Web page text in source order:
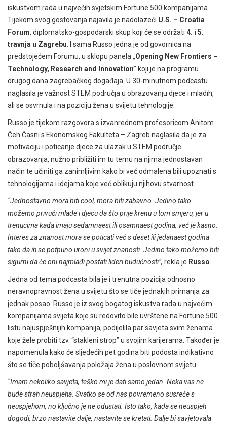
iskustvom rada u najvećih svjetskim Fortune 500 kompanijama.
Tijekom svog gostovanja najavila je nadolazeći U.S. – Croatia
Forum, diplomatsko-gospodarski skup koji će se održati 4. i 5.
travnja u Zagrebu . I sama Russo jedna je od govornica na
predstojećem Forumu, u sklopu panela „Opening New Frontiers –
Technology, Research and Innovation” koji je na programu
drugog dana zagrebačkog događaja. U 30-minutnom podcastu
naglasila je važnost STEM područja u obrazovanju djece i mladih,
ali se osvrnula i na poziciju žena u svijetu tehnologije.
Russo je tijekom razgovora s izvanrednom profesoricom Anitom
Čeh Časni s Ekonomskog Fakulteta – Zagreb naglasila da je za
motivaciju i poticanje djece za ulazak u STEM područje
obrazovanja, nužno približiti im tu temu na njima jednostavan
način te učiniti ga zanimljivim kako bi već odmalena bili upoznati s
tehnologijama i idejama koje već oblikuju njihovu stvarnost.
“Jednostavno mora biti cool, mora biti zabavno. Jedino tako
možemo privući mlade i djecu da što prije krenu u tom smjeru, jer u
trenucima kada imaju sedamnaest ili osamnaest godina, već je kasno.
Interes za znanost mora se poticati već s deset ili jedanaest godina
tako da ih se potpuno uroni u svijet znanosti. Jedino tako možemo biti
sigurni da će oni najmlađi postati lideri budućnosti”, rekla je Russo
Jedna od tema podcasta bila je i trenutna pozicija odnosno
neravnopravnost žena u svijetu što se tiče jednakih primanja za
jednak posao. Russo je iz svog bogatog iskustva rada u najvećim
kompanijama svijeta koje su redovito bile uvrštene na Fortune 500
listu najuspješnijih kompanija, podijelila par savjeta svim ženama
koje žele probiti tzv. “stakleni strop” u svojim karijerama. Također je
napomenula kako će sljedećih pet godina biti podosta indikativno
što se tiče poboljšavanja položaja žena u poslovnom svijetu.
“Imam nekoliko savjeta, teško mi je dati samo jedan. Neka vas ne
bude strah neuspjeha. Svatko se od nas povremeno susreće s
neuspjehom, no ključno je ne odustati. Isto tako, kada se neuspjeh
dogodi, brzo nastavite dalje, nastavite se kretati. Dalje bi savjetovala